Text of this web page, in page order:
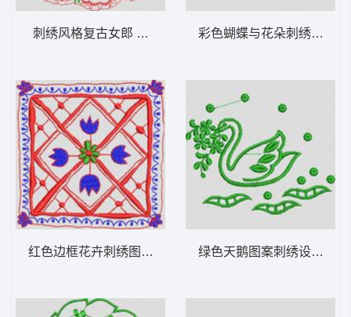
刺绣风格复古女郎 植物花型
红色边框花卉刺绣图案 植物花型
彩色蝴蝶与花朵刺绣图案
绿色天鹅图案刺绣设计 植